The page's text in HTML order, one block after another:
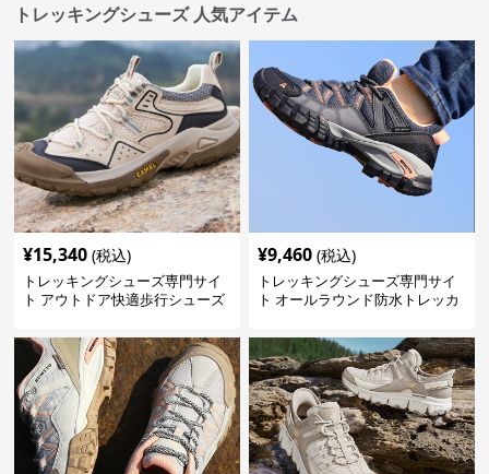
トレッキングシューズ 人気アイテム
¥15,340 (税込)
トレッキングシューズ専門サイ
ト アウトドア快適歩行シューズ
¥9,460 (税込)
トレッキングシューズ専門サイ
ト オールラウンド防水トレッカ